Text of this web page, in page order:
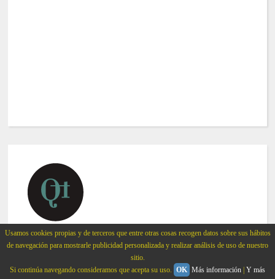
Usamos cookies propias y de terceros que entre otras cosas recogen datos sobre sus hábitos
de navegación para mostrarle publicidad personalizada y realizar análisis de uso de nuestro
sitio.
Si continúa navegando consideramos que acepta su uso. OK Más información Y más
2015
Quinta trends